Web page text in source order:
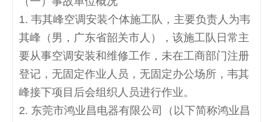
1. 韦其峰空调安装个体施工队，主要负责人为韦
其峰（男，广东省韶关市人），该施工队日常主
要从事空调安装和维修工作，未在工商部门注册
登记，无固定作业人员，无固定办公场所，韦其
峰接下项目后会组织人员进行作业。
2. 东莞市鸿业昌电器有限公司（以下简称鸿业昌